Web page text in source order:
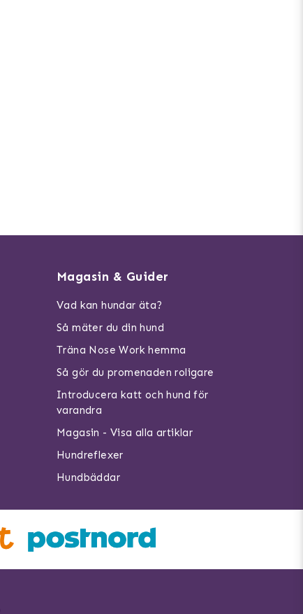
Magasin & Guider
Vad kan hundar äta?
Så mäter du din hund
Träna Nose Work hemma
Så gör du promenaden roligare
Introducera katt och hund för
varandra
Magasin - Visa alla artiklar
Hundreflexer
Hundbäddar